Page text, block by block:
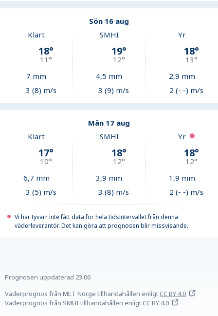
Sön 16 aug
Klart
18°
11°
7 mm
3 (8) m/s
SMHI
19°
12°
4,5 mm
3 (9) m/s
Yr
18°
13°
2,9 mm
2 (- -) m/s
Mån 17 aug
Klart
17°
10°
6,7 mm
3 (5) m/s
SMHI
18°
12°
3,9 mm
3 (8) m/s
Yr
18°
12°
1,9 mm
2 (- -) m/s
Vi har tyvärr inte fått data för hela tidsintervallet från denna
väderleverantör. Det kan göra att prognosen blir missvisande.
Prognosen uppdaterad 23:06
Väderprognos från MET Norge tillhandahållen enligtCC BY 4.0
Väderprognos från SMHI tillhandahållen enligtCC BY 4.0